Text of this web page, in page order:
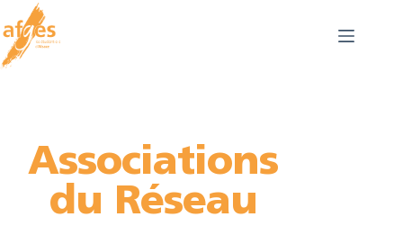
Associations
du Réseau